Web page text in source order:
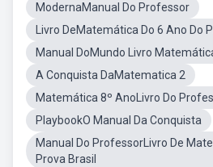
ModernaManual Do Professor
Livro DeMatemática Do 6 Ano Do
Manual DoMundo Livro
A Conquista DaMatematica 2
Matemática 8º AnoLivro Do
PlaybookO Manual Da Conquista
Manual Do ProfessorLivro De
Prova Brasil